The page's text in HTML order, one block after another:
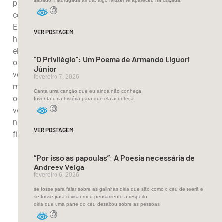
problemas
complexos.
Entretanto, não
há como negar:
eles estão entre
os gêneros mais
vendidos do
mundo e
ocupam cada
vez mais espaço
nas prateleiras
físicas e digitais.
Mas,
afinal,o
que
explica
o
VER POSTAGEM
“O Privilégio”: Um Poema de Armando Liguori
Júnior
fevereiro 7, 2026
Canta uma canção que eu ainda não conheça.
Inventa uma história para que ela aconteça.
VER POSTAGEM
“Por isso as papoulas”: A Poesia necessária de
Andreev Veiga
fevereiro 6, 2026
se fosse para falar sobre as galinhas diria que são como o céu de teerã e
se fosse para revisar meu pensamento a respeito
diria que uma parte do céu desabou sobre as pessoas